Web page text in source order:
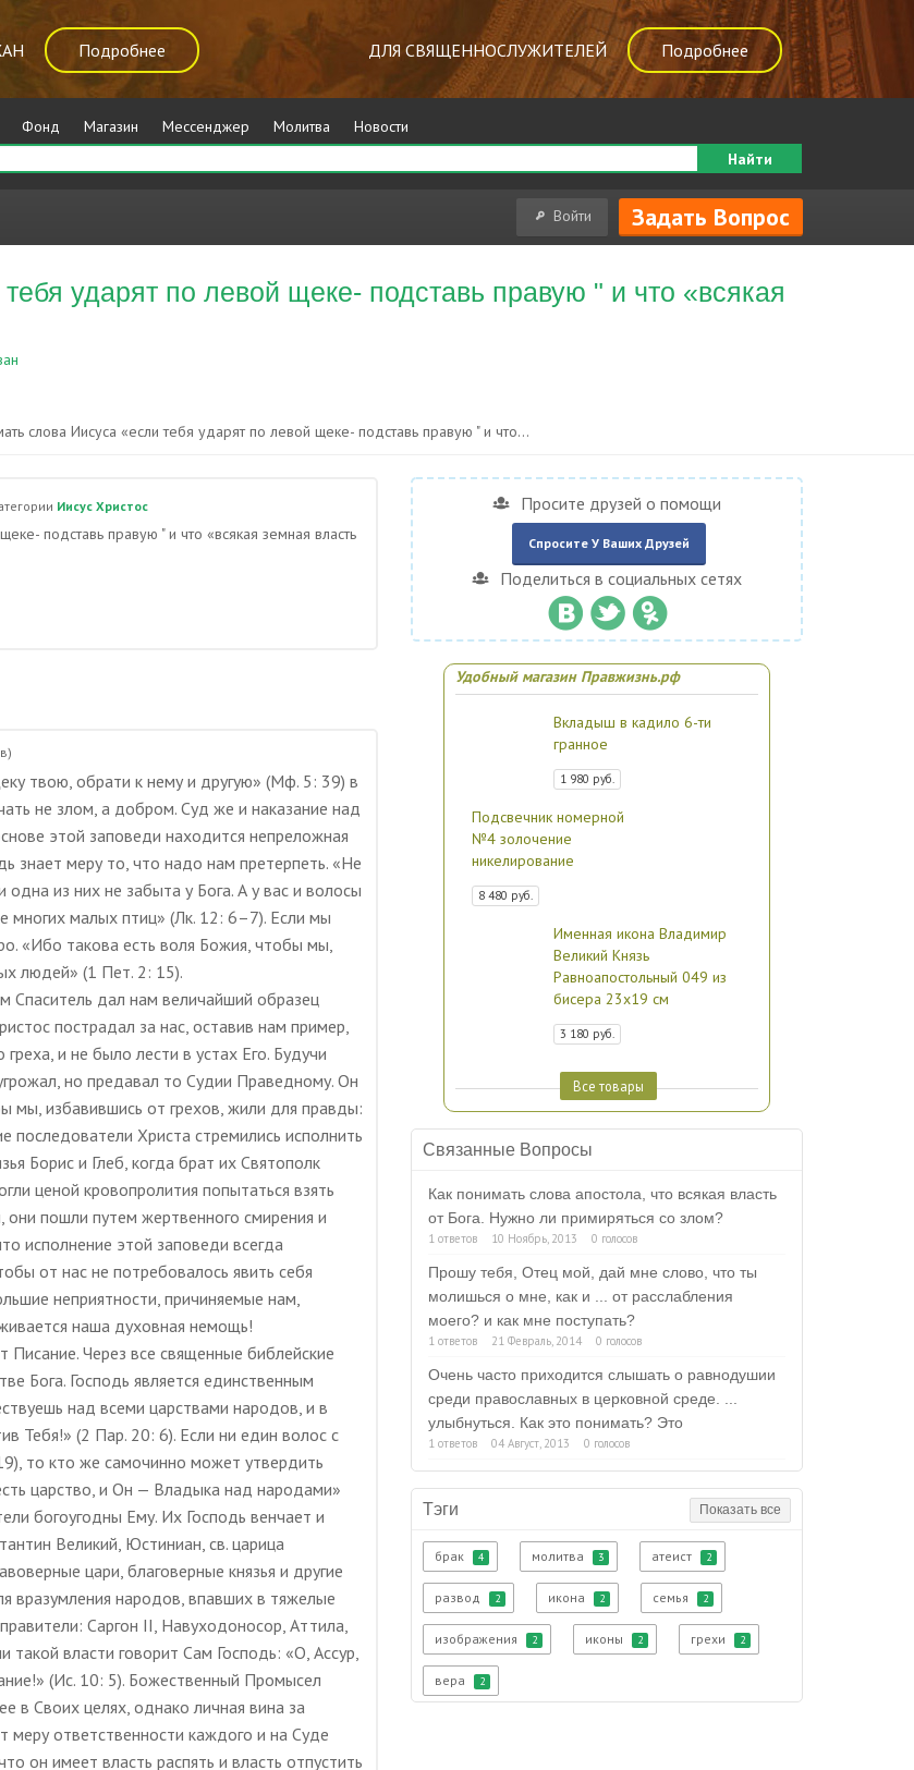
Подробнее ДЛЯ СВЯЩЕННОСЛУЖИТЕЛЕЙ Подробнее
Фонд Магазин Мессенджер Молитва
Новости
Найти
Войти Задать Вопрос
ударят по левой щеке- подставь правую " и что «всякая
слова Иисуса «если тебя ударят по левой щеке- подставь правую " и что...
Иисус Христос
подставь правую " и что «всякая земная власть
твою, обрати к нему и другую» (Мф. 5: 39) в
не злом, а добром. Суд же и наказание над
этой заповеди находится непреложная
знает меру то, что надо нам претерпеть. «Не
из них не забыта у Бога. А у вас и волосы
многих малых птиц» (Лк. 12: 6–7). Если мы
«Ибо такова есть воля Божия, чтобы мы,
людей» (1 Пет. 2: 15).
дал нам величайший образец
пострадал за нас, оставив нам пример,
и не было лести в устах Его. Будучи
но предавал то Судии Праведному. Он
мы, избавившись от грехов, жили для правды:
Христа стремились исполнить
Борис и Глеб, когда брат их Святополк
ценой кровопролития попытаться взять
пошли путем жертвенного смирения и
исполнение этой заповеди всегда
от нас не потребовалось явить себя
неприятности, причиняемые нам,
наша духовная немощь!
Писание. Через все священные библейские
Бога. Господь является единственным
над всеми царствами народов, и в
Тебя!» (2 Пар. 20: 6). Если ни един волос с
то кто же самочинно может утвердить
царство, и Он — Владыка над народами»
богоугодны Ему. Их Господь венчает и
Великий, Юстиниан, св. царица
цари, благоверные князья и другие
вразумления народов, впавших в тяжелые
Саргон II, Навуходоносор, Аттила,
такой власти говорит Сам Господь: «О, Ассур,
(Ис. 10: 5). Божественный Промысел
в Своих целях, однако личная вина за
меру ответственности каждого и на Суде
он имеет власть распять и власть отпустить
Просите друзей о помощи
Спросите У Ваших Друзей
Поделиться в социальных сетях
Удобный магазин Правжизнь.рф
Вкладыш в кадило 6-ти
гранное
1 980 руб.
Подсвечник номерной
№4 золочение
никелирование
8 480 руб.
Именная икона Владимир
Великий Князь
Равноапостольный 049 из
бисера 23х19 см
3 180 руб.
Все товары
Связанные Вопросы
Как понимать слова апостола, что всякая власть
от Бога. Нужно ли примиряться со злом?
1 ответов 10 Ноябрь, 2013 0 голосов
Прошу тебя, Отец мой, дай мне слово, что ты
молишься о мне, как и ... от расслабления
моего? и как мне поступать?
1 ответов 21 Февраль, 2014 0 голосов
Очень часто приходится слышать о равнодушии
среди православных в церковной среде. ...
улыбнуться. Как это понимать? Это
1 ответов 04 Август, 2013 0 голосов
Тэги Показать все
брак 4 молитва 3 атеист 2
развод 2 икона 2 семья 2
изображения 2 иконы 2 грехи 2
вера 2